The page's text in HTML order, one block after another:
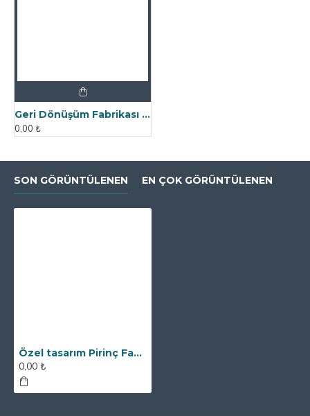
Geri Dönüşüm Fabrikası İçin Kolay Temizlenebilir Neodyum Elek Mıknatıs
0,00 ₺
SON GÖRÜNTÜLENEN EN ÇOK GÖRÜNTÜLENEN
Özel tasarım Pirinç Fabrikasına Neodyum Elek Mıknatıs
0,00 ₺